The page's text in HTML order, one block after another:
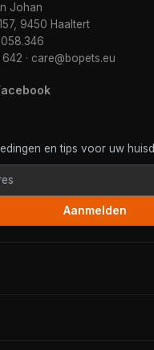
Johan
9450 Haaltert
· care@bopets.eu
en tips voor uw
Aanmelden